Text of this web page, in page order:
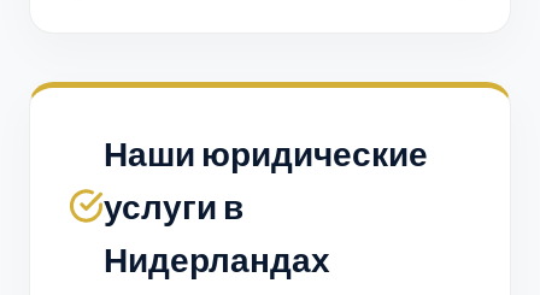
Наши юридические
услуги в
Нидерландах